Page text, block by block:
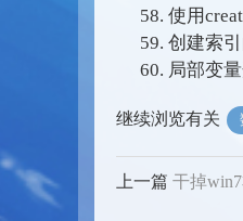
使用
创建索
局部变
继续浏览有关
上一篇 干掉